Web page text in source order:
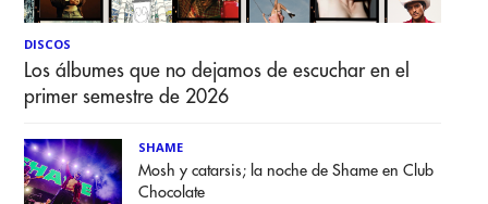
DISCOS
Los álbumes que no dejamos de escuchar en el
primer semestre de 2026
SHAME
Mosh y catarsis; la noche de Shame en Club
Chocolate